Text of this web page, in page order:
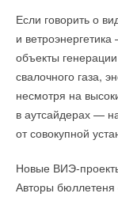
Если говорить о
и
объекты
свалочного газа,
несмотря на
в аутсайдерах —
от совокупной
Новые ВИЭ-
Авторы бюллетеня
Ваш E-mail *
Текст комментария
является важным
моделирует
к опасному
традиционные
электролитом
Температура
тепловом разгоне